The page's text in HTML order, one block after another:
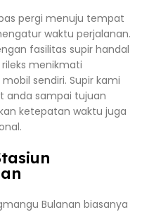
pergi menuju tempat
waktu perjalanan.
fasilitas supir handal
menikmati
sendiri. Supir kami
anda sampai tujuan
ketepatan waktu juga
Bulanan biasanya